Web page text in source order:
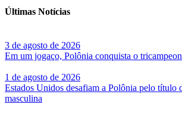
Últimas Notícias
3 de agosto de 2026
Em um jogaço, Polônia conquista o
1 de agosto de 2026
Estados Unidos desafiam a Polônia pelo título
masculina